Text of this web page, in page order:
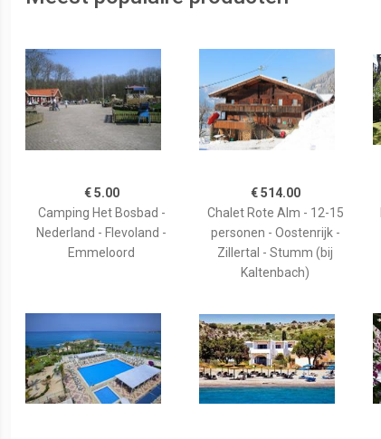
€ 5.00
Camping Het Bosbad -
Nederland - Flevoland -
Emmeloord
€ 514.00
Chalet Rote Alm - 12-15
personen - Oostenrijk -
Zillertal - Stumm (bij
Kaltenbach)